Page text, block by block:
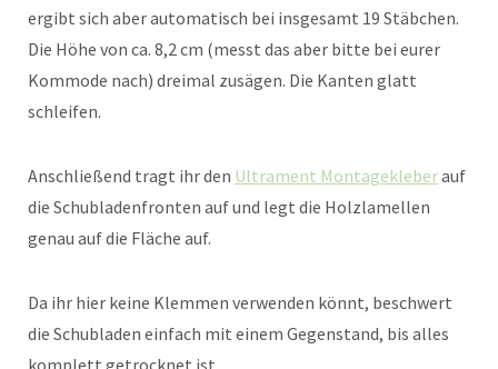
ergibt sich aber automatisch bei insgesamt 19 Stäbchen.
Die Höhe von ca. 8,2 cm (messt das aber bitte bei eurer
Kommode nach) dreimal zusägen. Die Kanten glatt
schleifen.
Anschließend tragt ihr den Ultrament Montagekleberauf
die Schubladenfronten auf und legt die Holzlamellen
genau auf die Fläche auf.
Da ihr hier keine Klemmen verwenden könnt, beschwert
die Schubladen einfach mit einem Gegenstand, bis alles